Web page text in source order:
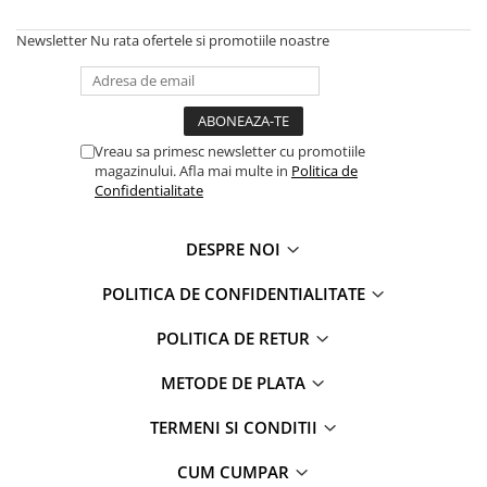
FC Barcelona
La casa de papel
Minnie Mouse Disney
Super Wings
Gabby's Dollhouse
Snoopy
Sofia Intai
FC Barcelona
Monster High
Powerpuff Girls
Newsletter Nu rata ofertele si promotiile noastre
Vreau sa primesc newsletter cu promotiile
magazinului. Afla mai multe in Politica de
Confidentialitate
DESPRE NOI
POLITICA DE CONFIDENTIALITATE
POLITICA DE RETUR
METODE DE PLATA
TERMENI SI CONDITII
CUM CUMPAR